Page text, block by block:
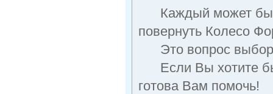
Каждый может
повернуть Колесо
Это вопрос
Если Вы хотите
готова Вам помочь!